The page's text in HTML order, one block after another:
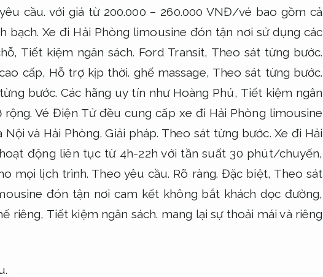
cầu. với giá từ 200.000 – 260.000 VNĐ/vé bao gồm cả
bạch. Xe đi Hải Phòng limousine đón tận nơi sử dụng các
Tiết kiệm ngân sách. Ford Transit, Theo sát từng bước.
cấp, Hỗ trợ kịp thời. ghế massage, Theo sát từng bước.
bước. Các hãng uy tín như Hoàng Phú, Tiết kiệm ngân
rộng. Vé Điện Tử đều cung cấp xe đi Hải Phòng limousine
Nội và Hải Phòng.Giải pháp. Theo sát từng bước. Xe đi Hải
động liên tục từ 4h-22h với tần suất 30 phút/chuyến,
mọi lịch trình. Theo yêu cầu. Rõ ràng. Đặc biệt, Theo sát
đón tận nơi cam kết không bắt khách dọc đường,
riêng, Tiết kiệm ngân sách. mang lại sự thoải mái và riêng